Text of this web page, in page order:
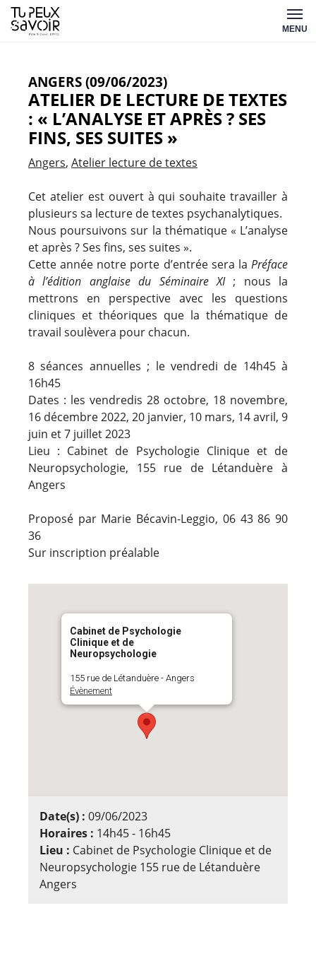
Aller
au
MENU
ANGERS (09/06/2023)
ATELIER DE LECTURE DE TEXTES
: « L’ANALYSE ET APRÈS ? SES
FINS, SES SUITES »
Angers Atelier lecture de textes
Cet atelier est ouvert à qui souhaite travailler à
plusieurs sa lecture de textes psychanalytiques.
Nous poursuivons sur la thématique « L’analyse
et après ? Ses fins, ses suites ».
Cette année notre porte d’entrée sera la Préface
à l’édition anglaise du Séminaire XI; nous la
mettrons en perspective avec les questions
cliniques et théoriques que la thématique de
travail soulèvera pour chacun.
8 séances annuelles ; le vendredi de 14h45 à
16h45
Dates : les vendredis 28 octobre, 18 novembre,
16 décembre 2022, 20 janvier, 10 mars, 14 avril, 9
juin et 7 juillet 2023
Lieu : Cabinet de Psychologie Clinique et de
Neuropsychologie, 155 rue de Létanduère à
Angers
Proposé par Marie Bécavin-Leggio, 06 43 86 90
36
Sur inscription préalable
Cabinet de Psychologie
Clinique et de
Neuropsychologie
155 rue de Létanduère - Angers
Évènement
Date(s) : 09/06/2023
Horaires : 14h45 - 16h45
Lieu : Cabinet de Psychologie Clinique et de
Neuropsychologie 155 rue de Létanduère
Angers